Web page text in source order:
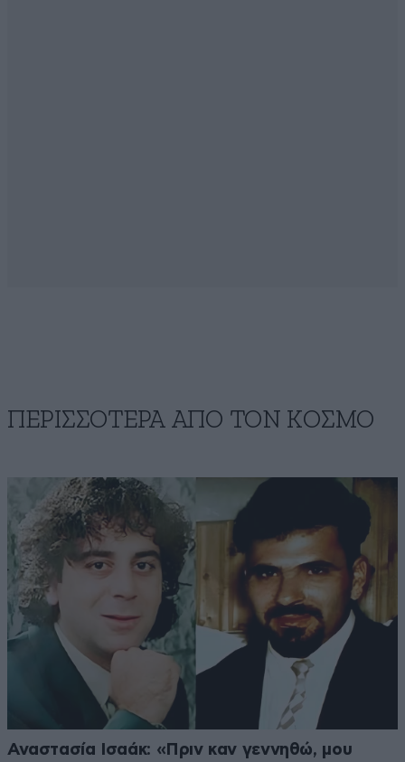
ΠΕΡΙΣΣΟΤΕΡΑ ΑΠΟ ΤΟΝ ΚΟΣΜΟ
Αναστασία Ισαάκ: «Πριν καν γεννηθώ, μου